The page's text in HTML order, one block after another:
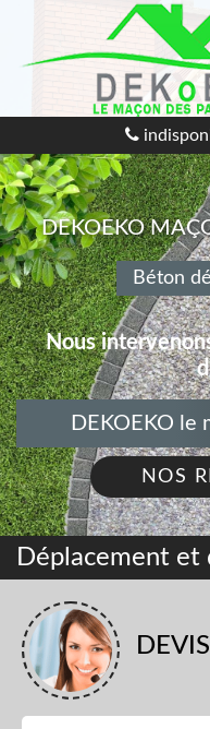
DEKOEKO
Béton
Nous
DEKOEKO le
NOS
Déplacement et